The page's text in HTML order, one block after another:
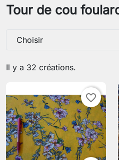
Tour de cou
Il y a 32 créations.
Choisir
favorite_border